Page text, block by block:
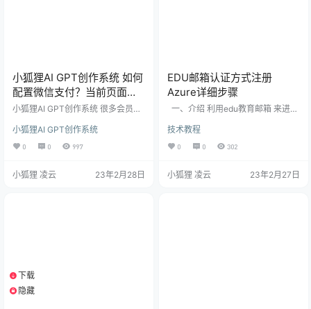
小狐狸AI GPT创作系统 如何
配置微信支付？当前页面的
URL未注册:https…处理办法
小狐狸AI GPT创作系统 很多会员使
是不太会配置微信支付，或者参数
填写完前端出现“当前页面的URL未
注册:https…”问题如下，具体可对照
点后台->系统配置->支付配置，填
小狐狸AI GPT创作系统
0 0 997
小狐狸 凌云 23年2月28日
EDU邮箱认证方式注册
Azure详细步骤
一、介绍 利用edu教育邮箱 来进行
注册地址：https://portal.azure.co
m/ 2、你的edu邮箱 3、一个干净的
手机号（最好是自用的没撸过az
不要挂代理） 三、具体步骤 1、使
技术教程
0 0 302
小狐狸 凌云 23年2月27日
下载
隐藏